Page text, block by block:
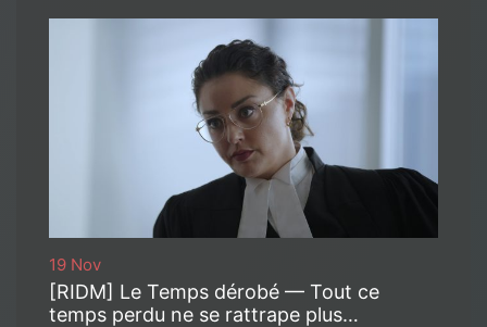
19 Nov
[RIDM] Le Temps dérobé — Tout ce
temps perdu ne se rattrape plus…